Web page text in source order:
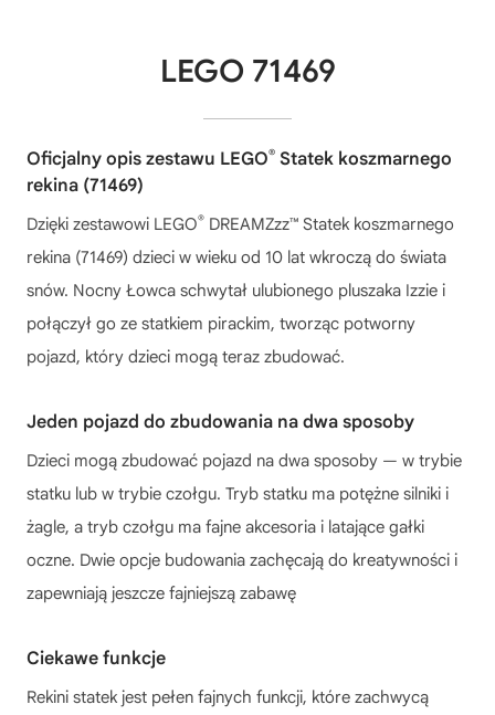
LEGO 71469
Oficjalny opis zestawu LEGO® Statek koszmarnego
rekina (71469)
Dzięki zestawowi LEGO® DREAMZzz™ Statek koszmarnego
rekina (71469) dzieci w wieku od 10 lat wkroczą do świata
snów. Nocny Łowca schwytał ulubionego pluszaka Izzie i
połączył go ze statkiem pirackim, tworząc potworny
pojazd, który dzieci mogą teraz zbudować.
Jeden pojazd do zbudowania na dwa sposoby
Dzieci mogą zbudować pojazd na dwa sposoby — w trybie
statku lub w trybie czołgu. Tryb statku ma potężne silniki i
żagle, a tryb czołgu ma fajne akcesoria i latające gałki
oczne. Dwie opcje budowania zachęcają do kreatywności i
zapewniają jeszcze fajniejszą zabawę
Ciekawe funkcje
Rekini statek jest pełen fajnych funkcji, które zachwycą